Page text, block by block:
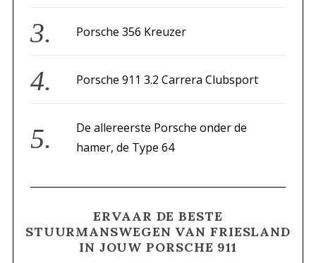
Porsche 356 Kreuzer
Porsche 911 3.2 Carrera Clubsport
De allereerste Porsche onder de
hamer, de Type 64
ERVAAR DE BESTE
STUURMANSWEGEN VAN FRIESLAND
IN JOUW PORSCHE 911